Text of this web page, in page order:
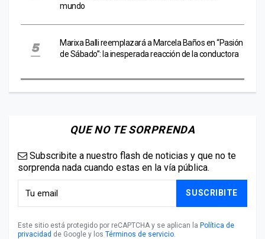
mundo
Marixa Balli reemplazará a Marcela Baños en “Pasión
de Sábado”: la inesperada reacción de la conductora
QUE NO TE SORPRENDA
Subscribite a nuestro flash de noticias y que no te
sorprenda nada cuando estas en la vía pública.
SUSCRIBITE
Este sitio está protegido por reCAPTCHA y se aplican la Política de
privacidad de Google y los Términos de servicio.